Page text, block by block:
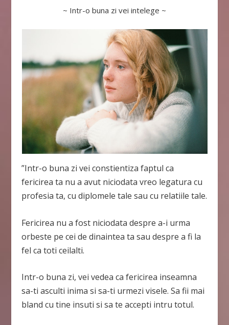
~ Intr-o buna zi vei intelege ~
”Intr-o buna zi vei constientiza faptul ca
fericirea ta nu a avut niciodata vreo legatura cu
profesia ta, cu diplomele tale sau cu relatiile tale.
Fericirea nu a fost niciodata despre a-i urma
orbeste pe cei de dinaintea ta sau despre a fi la
fel ca toti ceilalti.
Intr-o buna zi, vei vedea ca fericirea inseamna
sa-ti asculti inima si sa-ti urmezi visele. Sa fii mai
bland cu tine insuti si sa te accepti intru totul.